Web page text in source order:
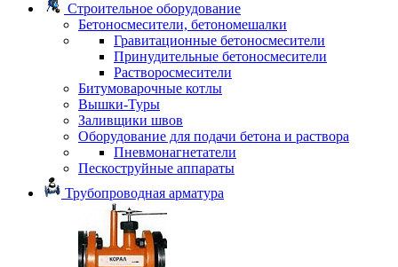
Строительное оборудование
Бетоносмесители, бетономешалки
Гравитационные бетоносмесители
Принудительные бетоносмесители
Растворосмесители
Битумоварочные котлы
Вышки-Туры
Заливщики швов
Оборудование для подачи бетона и раствора
Пневмонагнетатели
Пескоструйные аппараты
Трубопроводная арматура